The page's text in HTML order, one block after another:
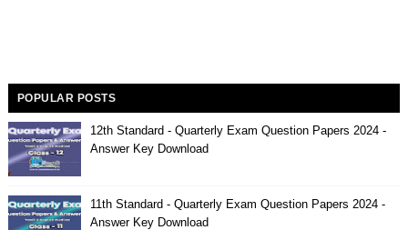
POPULAR POSTS
12th Standard - Quarterly Exam Question Papers 2024 -
Answer Key Download
11th Standard - Quarterly Exam Question Papers 2024 -
Answer Key Download